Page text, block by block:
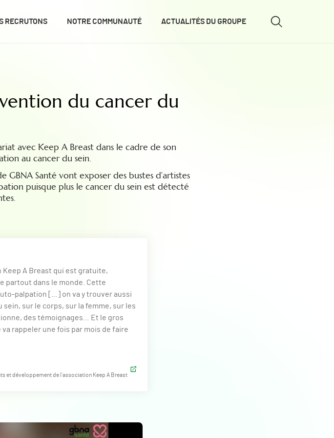
RECRUTONS NOTRE COMMUNAUTÉ ACTUALITÉS DU GROUPE
du cancer du
avec Keep A Breast dans le cadre de son
au cancer du sein.
Santé vont exposer des bustes d’artistes
puisque plus le cancer du sein est détecté
Keep A Breast qui est gratuite,
partout dans le monde. Cette
palpation […] on va y trouver aussi
sur le corps, sur la femme, sur les
des témoignages… Et le gros
va rappeler une fois par mois de faire
et développement de l’association Keep A Breast